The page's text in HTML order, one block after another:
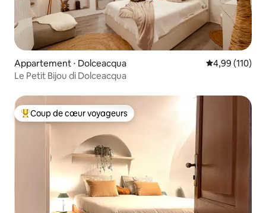
Appartement ⋅ Dolceacqua Évaluation
4,99 (110)
Le Petit Bijou di Dolceacqua
Coups de cœur voyageurs les plus appréciés
Coup de cœur voyageurs